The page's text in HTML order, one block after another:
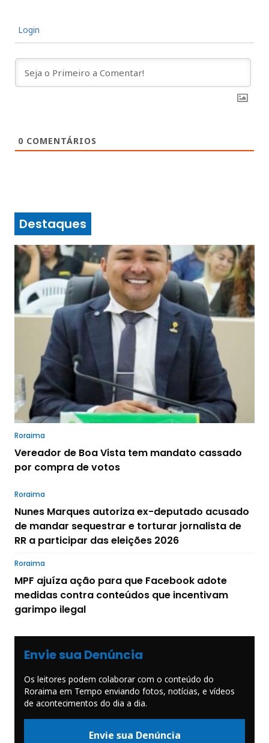
Login
0 COMENTÁRIOS
Destaques
Roraima
Vereador de Boa Vista tem mandato cassado
por compra de votos
Roraima
Nunes Marques autoriza ex-deputado acusado
de mandar sequestrar e torturar jornalista de
RR a participar das eleições 2026
Roraima
MPF ajuíza ação para que Facebook adote
medidas contra conteúdos que incentivam
garimpo ilegal
Envie sua Denúncia
Os leitores podem colaborar com o conteúdo do
Roraima em Tempo enviando fotos, notícias, e vídeos
de acontecimentos do dia a dia.
Envie sua Denúncia